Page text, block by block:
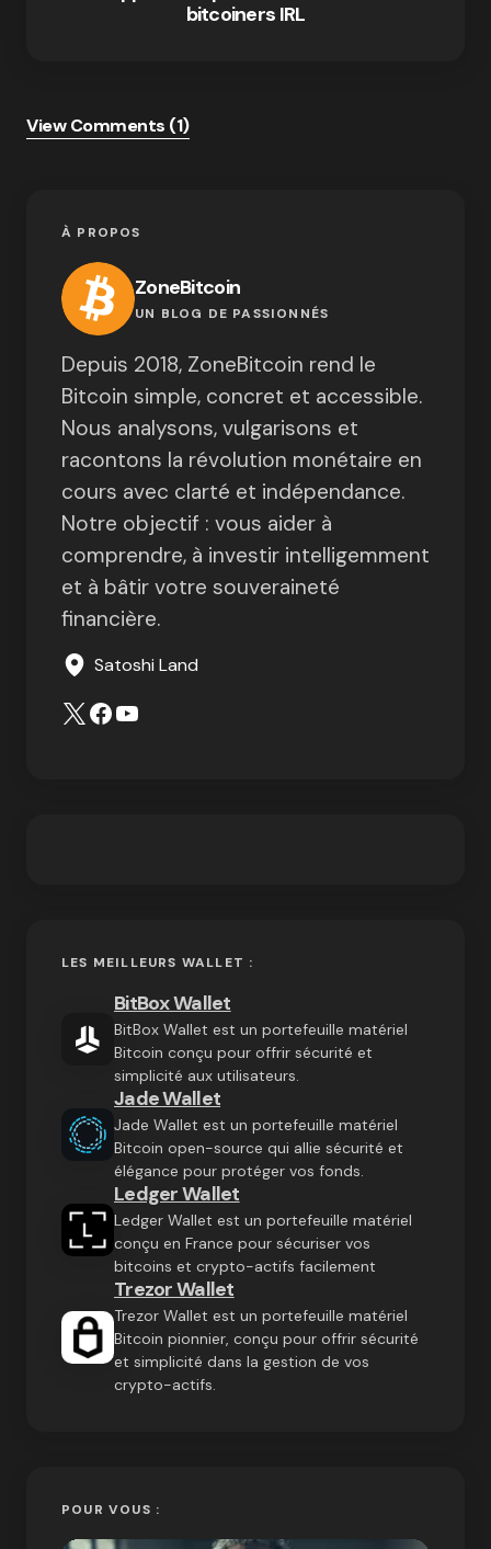
bitcoiners IRL
View Comments (1)
À PROPOS
ZoneBitcoin
UN BLOG DE PASSIONNÉS
Depuis 2018, ZoneBitcoin rend le
Bitcoin simple, concret et accessible.
Nous analysons, vulgarisons et
racontons la révolution monétaire en
cours avec clarté et indépendance.
Notre objectif : vous aider à
comprendre, à investir intelligemment
et à bâtir votre souveraineté
financière.
Satoshi Land
LES MEILLEURS WALLET :
BitBox Wallet
BitBox Wallet est un portefeuille matériel
Bitcoin conçu pour offrir sécurité et
simplicité aux utilisateurs.
Jade Wallet
Jade Wallet est un portefeuille matériel
Bitcoin open-source qui allie sécurité et
élégance pour protéger vos fonds.
Ledger Wallet
Ledger Wallet est un portefeuille matériel
conçu en France pour sécuriser vos
bitcoins et crypto-actifs facilement
Trezor Wallet
Trezor Wallet est un portefeuille matériel
Bitcoin pionnier, conçu pour offrir sécurité
et simplicité dans la gestion de vos
crypto-actifs.
POUR VOUS :